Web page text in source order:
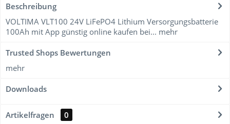
Beschreibung
VOLTIMA VLT100 24V LiFePO4 Lithium Versorgungsbatterie
100Ah mit App günstig online kaufen bei... mehr
Trusted Shops Bewertungen
mehr
Downloads
Artikelfragen
0